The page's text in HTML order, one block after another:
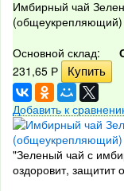
Имбирный чай
Основной склад:
231,65 Р
Добавить к
"Зеленый чай с
оздоровит, защитит